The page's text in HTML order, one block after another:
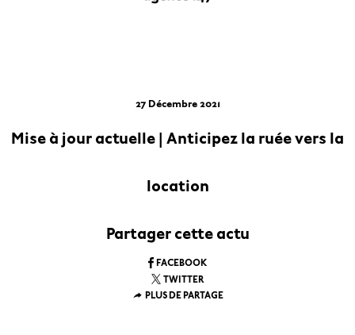
27 Décembre 2021
Mise à jour actuelle | Anticipez la ruée vers la
location
Partager cette actu
FACEBOOK
TWITTER
PLUS DE PARTAGE